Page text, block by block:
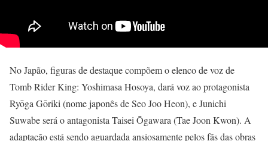
No Japão, figuras de destaque compõem o elenco de voz de
Tomb Rider King: Yoshimasa Hosoya, dará voz ao protagonista
Ryōga Gōriki (nome japonês de Seo Joo Heon), e Junichi
Suwabe será o antagonista Taisei Ōgawara (Tae Joon Kwon). A
adaptação está sendo aguardada ansiosamente pelos fãs das obras